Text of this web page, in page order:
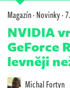
Magazín·Novinky·
NVIDIA
GeForce
levněji
Michal Fortyn